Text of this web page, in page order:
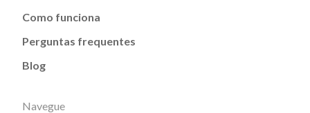
Como funciona
Perguntas frequentes
Blog
Navegue